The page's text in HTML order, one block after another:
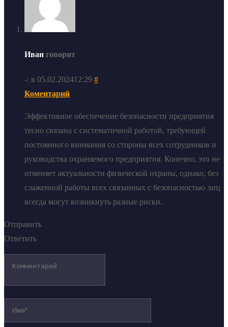
Иван говорит
-: в 05.02.202412:29 #
Коментарий
Эффективное обеспечение безопасности предприятия
тесно связана с систематичной работой, требующей
постоянного внимания со стороны всех сотрудников и
руководства охраняемого предприятия. Конечно, это не
отменяет актуальности физической охраны, однако, без
слаженной работы всех связанных с безопасностью лиц
всегда могут возникнуть разные риски.
Отправить
Ответить